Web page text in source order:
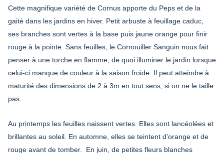
Cette magnifique variété de Cornus apporte du Peps et de la
gaité dans les jardins en hiver. Petit arbuste à feuillage caduc,
ses branches sont vertes à la base puis jaune orange pour finir
rouge à la pointe. Sans feuilles, le Cornouiller Sanguin nous fait
penser à une torche en flamme, de quoi illuminer le jardin lorsque
celui-ci manque de couleur à la saison froide. Il peut atteindre à
maturité des dimensions de 2 à 3m en tout sens, si on ne le taille
pas.
Au printemps les feuilles naissent vertes. Elles sont lancéolées et
brillantes au soleil. En automne, elles se teintent d’orange et de
rouge avant de tomber. En juin, de petites fleurs blanches